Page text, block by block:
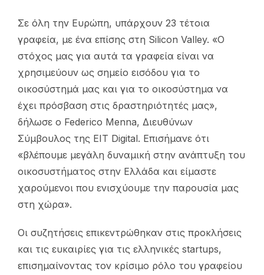
Σε όλη την Ευρώπη, υπάρχουν 23 τέτοια
γραφεία, με ένα επίσης στη Silicon Valley. «Ο
στόχος μας για αυτά τα γραφεία είναι να
χρησιμεύουν ως σημείο εισόδου για το
οικοσύστημά μας και για το οικοσύστημα να
έχει πρόσβαση στις δραστηριότητές μας»,
δήλωσε ο Federico Menna, Διευθύνων
Σύμβουλος της EIT Digital. Επισήμανε ότι
«βλέπουμε μεγάλη δυναμική στην ανάπτυξη του
οικοσυστήματος στην Ελλάδα και είμαστε
χαρούμενοι που ενισχύουμε την παρουσία μας
στη χώρα».
Οι συζητήσεις επικεντρώθηκαν στις προκλήσεις
και τις ευκαιρίες για τις ελληνικές startups,
επισημαίνοντας τον κρίσιμο ρόλο του γραφείου